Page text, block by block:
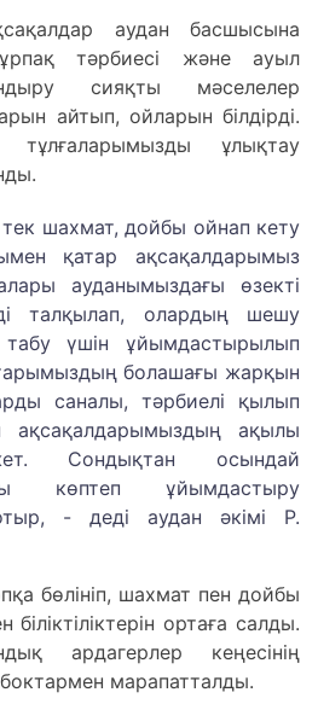
аудан басшысына
тәрбиесі және ауыл
сияқты мәселелер
айтып, ойларын білдірді.
ұлықтау
шахмат, дойбы ойнап кету
қатар ақсақалдарымыз
ауданымыздағы өзекті
талқылап, олардың шешу
үшін ұйымдастырылып
болашағы жарқын
саналы, тәрбиелі қылып
ақсақалдарымыздың ақылы
Сондықтан осындай
көптеп ұйымдастыру
- деді аудан әкімі Р.
бөлініп, шахмат пен дойбы
ортаға салды.
ардагерлер кеңесінің
марапатталды.